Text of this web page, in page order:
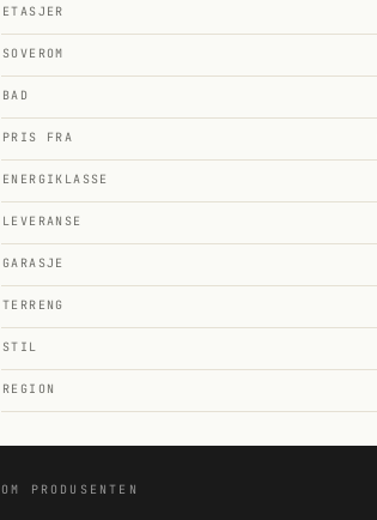
ETASJER
SOVEROM
BAD
PRIS FRA
ENERGIKLASSE
LEVERANSE
GARASJE
TERRENG
STIL
REGION
OM PRODUSENTEN